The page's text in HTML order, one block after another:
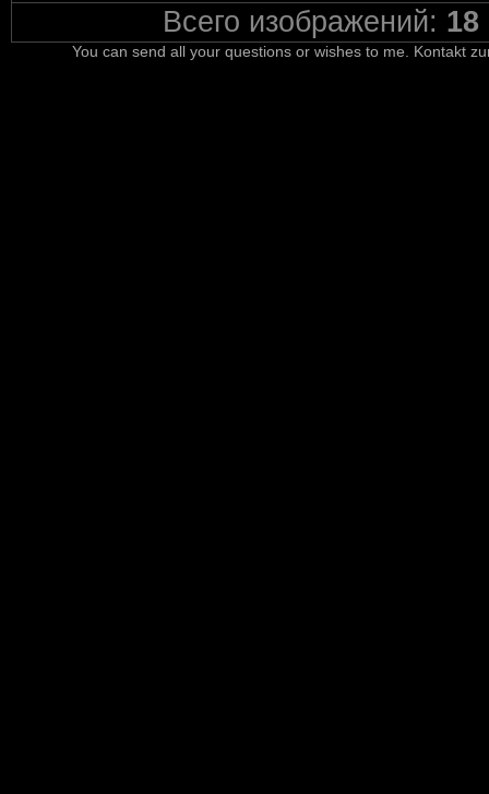
Всего изображений: 18
You can send all your questions or wishes to me. Kontakt